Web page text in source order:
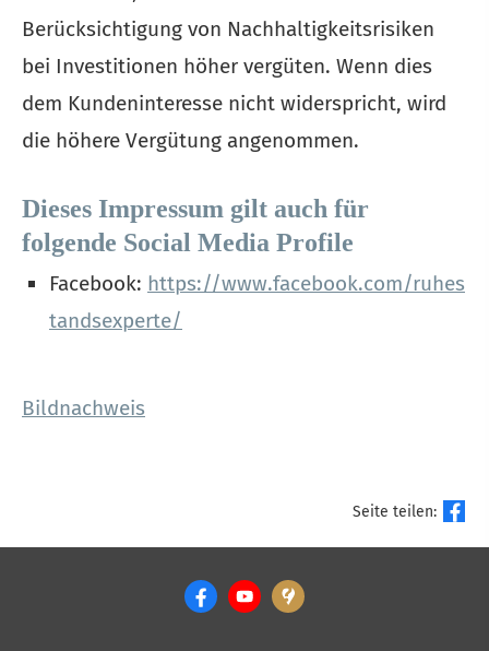
Berücksichtigung von Nachhaltigkeitsrisiken
bei Investitionen höher vergüten. Wenn dies
dem Kundeninteresse nicht widerspricht, wird
die höhere Vergütung angenommen.
Dieses Impressum gilt auch für
folgende Social Media Profile
Facebook: https://www.facebook.com/ruhes
tandsexperte/
Bildnachweis
Seite teilen: